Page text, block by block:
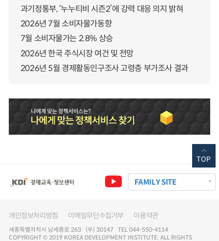
과기정통부, ‘누누티비 시즌2’에 강력 대응 의지 밝혀
2026년 7월 소비자물가동향
7월 소비자물가는 2.8% 상승
2026년 한국 주식시장 여건 및 전망
2026년 5월 경제활동인구조사 고령층 부가조사 결과
FAMILY SITE
개인정보처리방침 이메일무단수집거부 이용약관
세종특별자치시 남세종로 263 (우) 30147 TEL 044-550-4114
COPYRIGHT © 2019 KOREA DEVELOPMENT INSTITUTE. ALL RIGHTS
TOP